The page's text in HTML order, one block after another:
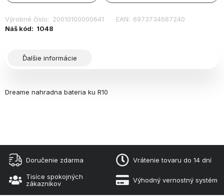
Výrobné číslo: 20010100000641 EAN: 6973734687240
Náš kód: 1048
Ďalšie informácie
Dreame nahradna bateria ku R10
Doručenie zdarma Vrátenie tovaru do 14 dní
Tisíce spokojných
zákazníkov
Výhodný vernostný systém